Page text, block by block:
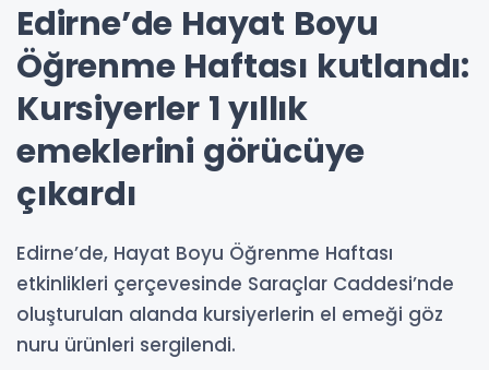
Edirne’de Hayat Boyu
Öğrenme Haftası kutlandı:
Kursiyerler 1 yıllık
emeklerini görücüye
çıkardı
Edirne’de, Hayat Boyu Öğrenme Haftası
etkinlikleri çerçevesinde Saraçlar Caddesi’nde
oluşturulan alanda kursiyerlerin el emeği göz
nuru ürünleri sergilendi.